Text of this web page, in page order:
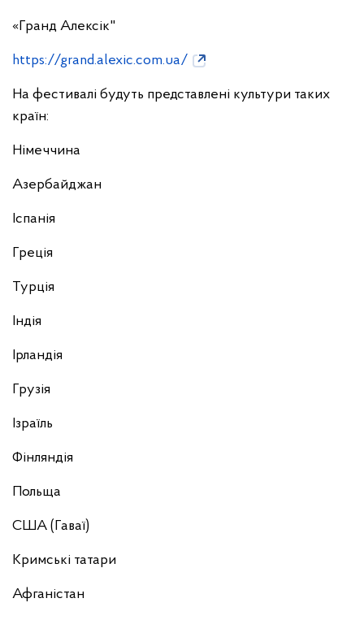
«Гранд Алексік"
https://grand.alexic.com.ua/
На фестивалі будуть представлені культури таких
країн:
Німеччина
Азербайджан
Іспанія
Греція
Турція
Індія
Ірландія
Грузія
Ізраїль
Фінляндія
Польща
США (Гаваї)
Кримські татари
Афганістан